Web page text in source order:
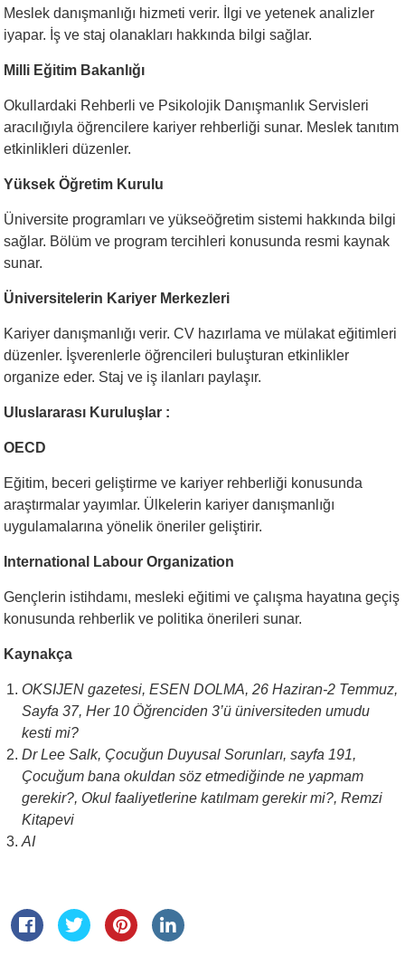
Meslek danışmanlığı hizmeti verir. İlgi ve yetenek analizler
iyapar. İş ve staj olanakları hakkında bilgi sağlar.
Milli Eğitim Bakanlığı
Okullardaki Rehberli ve Psikolojik Danışmanlık Servisleri
aracılığıyla öğrencilere kariyer rehberliği sunar. Meslek tanıtım
etkinlikleri düzenler.
Yüksek Öğretim Kurulu
Üniversite programları ve yükseöğretim sistemi hakkında bilgi
sağlar. Bölüm ve program tercihleri konusunda resmi kaynak
sunar.
Üniversitelerin Kariyer Merkezleri
Kariyer danışmanlığı verir. CV hazırlama ve mülakat eğitimleri
düzenler. İşverenlerle öğrencileri buluşturan etkinlikler
organize eder. Staj ve iş ilanları paylaşır.
Uluslararası Kuruluşlar :
OECD
Eğitim, beceri geliştirme ve kariyer rehberliği konusunda
araştırmalar yayımlar. Ülkelerin kariyer danışmanlığı
uygulamalarına yönelik öneriler geliştirir.
International Labour Organization
Gençlerin istihdamı, mesleki eğitimi ve çalışma hayatına geçiş
konusunda rehberlik ve politika önerileri sunar.
Kaynakça
OKSIJEN gazetesi, ESEN DOLMA, 26 Haziran-2 Temmuz,
Sayfa 37, Her 10 Öğrenciden 3’ü üniversiteden umudu
kesti mi?
Dr Lee Salk, Çocuğun Duyusal Sorunları, sayfa 191,
Çocuğum bana okuldan söz etmediğinde ne yapmam
gerekir?, Okul faaliyetlerine katılmam gerekir mi?, Remzi
Kitapevi
AI